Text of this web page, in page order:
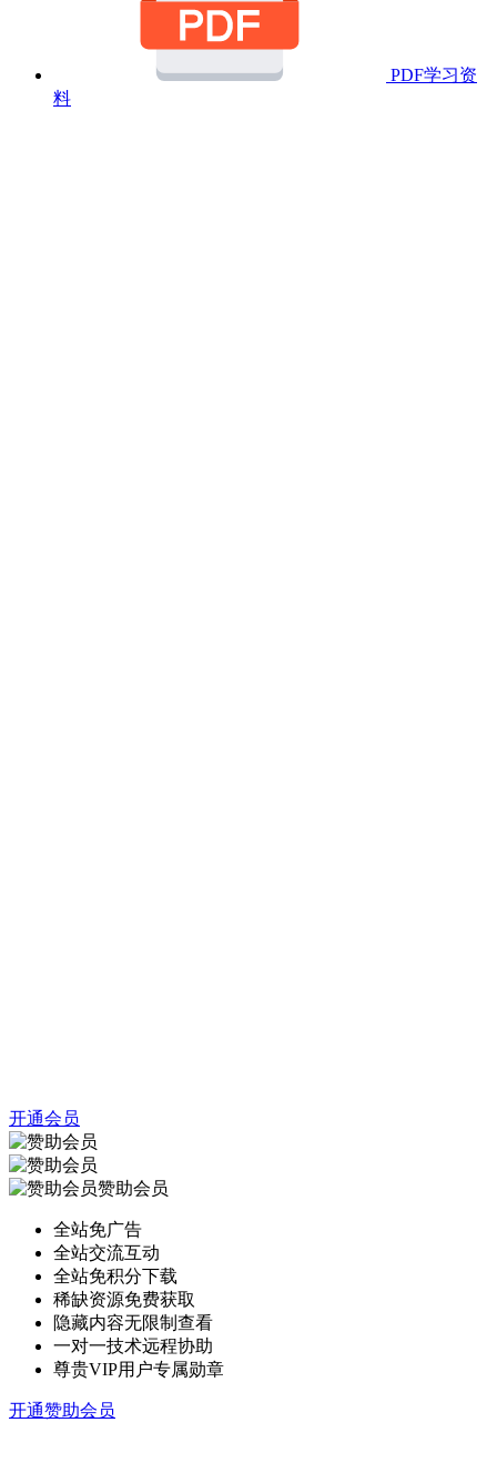
PDF学习资
料
开通会员
赞助会员
全站免广告
全站交流互动
全站免积分下载
稀缺资源免费获取
隐藏内容无限制查看
一对一技术远程协助
尊贵VIP用户专属勋章
开通赞助会员